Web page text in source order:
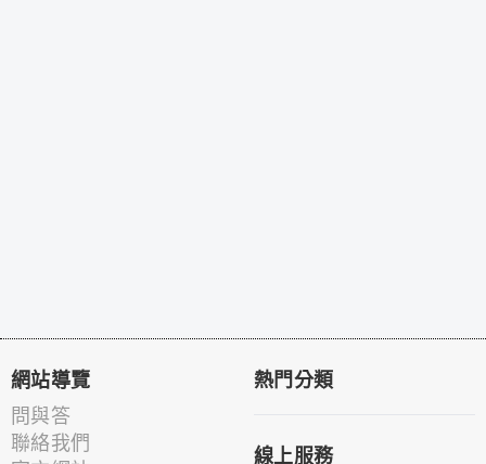
網站導覽
問與答
聯絡我們
熱門分類
線上服務